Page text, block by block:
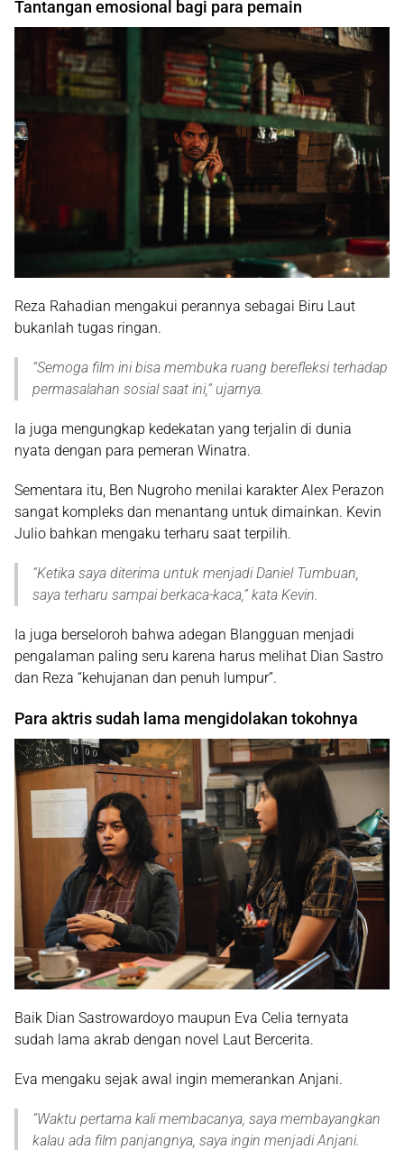
Tantangan emosional bagi para pemain
Reza Rahadian mengakui perannya sebagai Biru Laut
bukanlah tugas ringan.
“Semoga film ini bisa membuka ruang berefleksi terhadap
permasalahan sosial saat ini,” ujarnya.
Ia juga mengungkap kedekatan yang terjalin di dunia
nyata dengan para pemeran Winatra.
Sementara itu, Ben Nugroho menilai karakter Alex Perazon
sangat kompleks dan menantang untuk dimainkan. Kevin
Julio bahkan mengaku terharu saat terpilih.
“Ketika saya diterima untuk menjadi Daniel Tumbuan,
saya terharu sampai berkaca-kaca,” kata Kevin.
Ia juga berseloroh bahwa adegan Blangguan menjadi
pengalaman paling seru karena harus melihat Dian Sastro
dan Reza “kehujanan dan penuh lumpur”.
Para aktris sudah lama mengidolakan tokohnya
Baik Dian Sastrowardoyo maupun Eva Celia ternyata
sudah lama akrab dengan novel Laut Bercerita.
Eva mengaku sejak awal ingin memerankan Anjani.
“Waktu pertama kali membacanya, saya membayangkan
kalau ada film panjangnya, saya ingin menjadi Anjani.